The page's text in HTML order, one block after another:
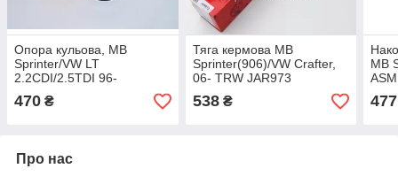
Опора кульова, MB
Sprinter/VW LT
2.2CDI/2.5TDI 96-
470 ₴
Тяга кермова MB
Sprinter(906)/VW Crafter,
06- TRW JAR973
538₴
MB
477
Про нас